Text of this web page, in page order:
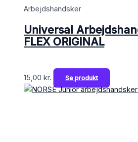
Arbejdshandsker
Universal
FLEX ORIGINAL
15,00 kr. Se produkt